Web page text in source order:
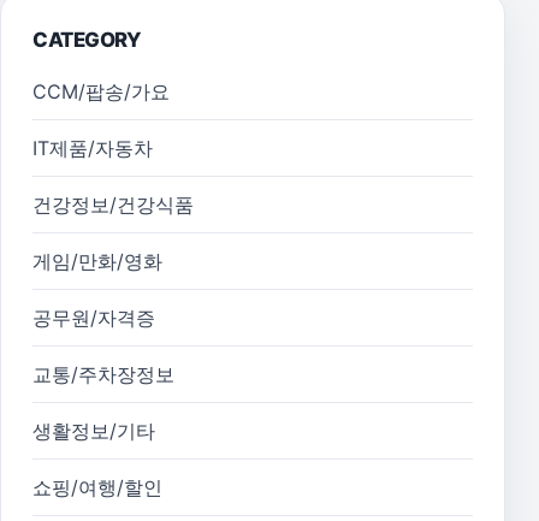
CATEGORY
CCM/팝송/가요
IT제품/자동차
건강정보/건강식품
게임/만화/영화
공무원/자격증
교통/주차장정보
생활정보/기타
쇼핑/여행/할인